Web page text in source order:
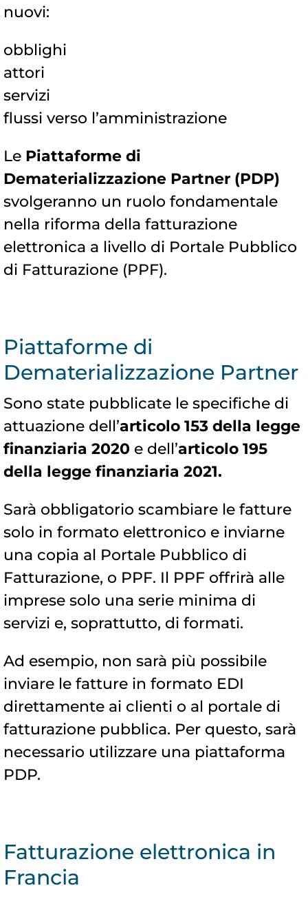
nuovi:
obblighi
attori
servizi
flussi verso l’amministrazione
Le Piattaforme di
Dematerializzazione Partner (PDP)
svolgeranno un ruolo fondamentale
nella riforma della fatturazione
elettronica a livello di Portale Pubblico
di Fatturazione (PPF).
Piattaforme di
Dematerializzazione Partner
Sono state pubblicate le specifiche di
attuazione dell’articolo 153 della legge
finanziaria 2020 e dell’articolo 195
della legge finanziaria 2021.
Sarà obbligatorio scambiare le fatture
solo in formato elettronico e inviarne
una copia al Portale Pubblico di
Fatturazione, o PPF. Il PPF offrirà alle
imprese solo una serie minima di
servizi e, soprattutto, di formati.
Ad esempio, non sarà più possibile
inviare le fatture in formato EDI
direttamente ai clienti o al portale di
fatturazione pubblica. Per questo, sarà
necessario utilizzare una piattaforma
PDP.
Fatturazione elettronica in
Francia